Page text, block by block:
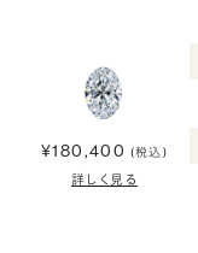
¥180,400 (税込)
詳しく見る